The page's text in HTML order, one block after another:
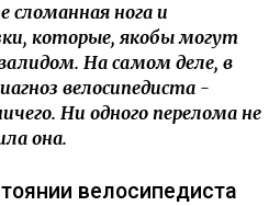
сломанная нога и
которые, якобы могут
На самом деле, в
велосипедиста -
Ни одного перелома не
она.
велосипедиста